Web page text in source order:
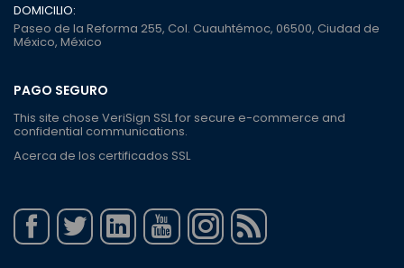
DOMICILIO:
Paseo de la Reforma 255, Col. Cuauhtémoc, 06500, Ciudad de
México, México
PAGO SEGURO
This site chose VeriSign SSL for secure e-commerce and
confidential communications.
Acerca de los certificados SSL